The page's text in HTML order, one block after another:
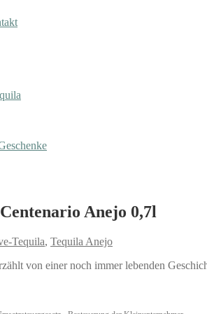
Anejo 0,7l
Tequila, Tequila Anejo
von einer noch immer lebenden